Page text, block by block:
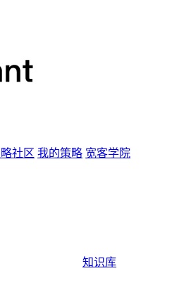
社区 我的策略 宽客学院
知识库